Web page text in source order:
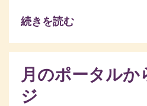
続きを読む
月のポータル
ジ